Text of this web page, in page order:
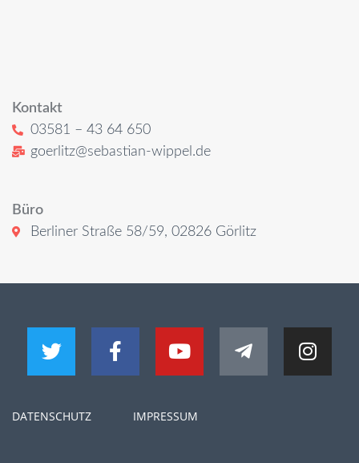
Kontakt
03581 – 43 64 650
goerlitz@sebastian-wippel.de
Büro
Berliner Straße 58/59, 02826 Görlitz
DATENSCHUTZ IMPRESSUM